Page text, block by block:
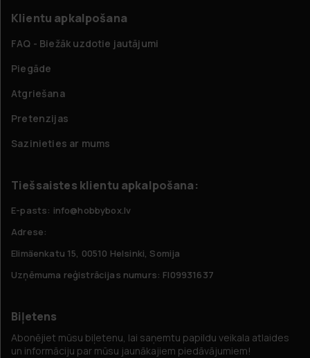
Klientu apkalpošana
FAQ - Biežāk uzdotie jautājumi
Piegāde
Atgriešana
Pretenzijas
Sazinieties ar mums
Tiešsaistes klientu apkalpošana:
E-pasts: info@hobbybox.lv
Adrese:
Elimäenkatu 15, 00510 Helsinki, Somija
Uzņēmuma reģistrācijas numurs: FI09931637
Biļetens
Abonējiet mūsu biļetenu, lai saņemtu papildu veikala atlaides
un informāciju par mūsu jaunākajiem piedāvājumiem!